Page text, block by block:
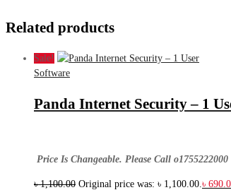
Related products
Sale!
Software
Panda Internet Security – 1
Price Is Changeable. Please Call o1755222000
৳1,100.00 Original price was: ৳ 1,100.00.৳